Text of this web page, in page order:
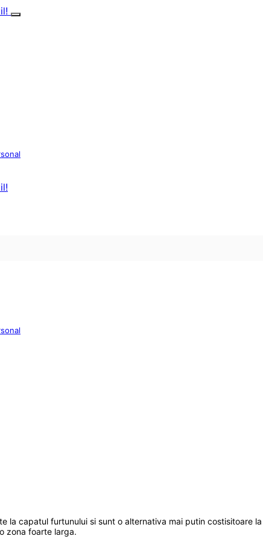
la capatul furtunului si sunt o alternativa mai putin costisitoare
zona foarte larga.